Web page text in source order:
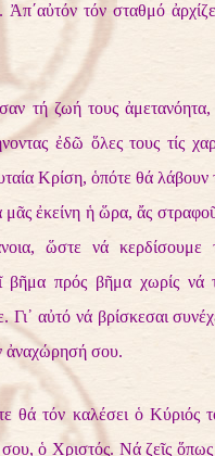
Ἀπ΄αὐτόν τόν σταθμό
τή ζωή τους
ἐδῶ ὅλες τους τίς
Κρίση, ὁπότε θά λάβουν
μᾶς ἐκείνη ἡ ὥρα, ἄς
ὥστε νά κερδίσουμε
βῆμα πρός βῆμα χωρίς νά
Γι᾿ αὐτό νά βρίσκεσαι
ἀναχώρησή σου.
θά τόν καλέσει ὁ Κύριός
ὁ Χριστός. Νά ζεῖς